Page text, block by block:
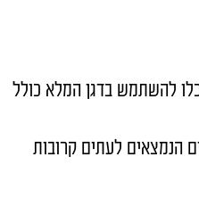
להשתמש בדגן המלא כולל
הנמצאים לעתים קרובות